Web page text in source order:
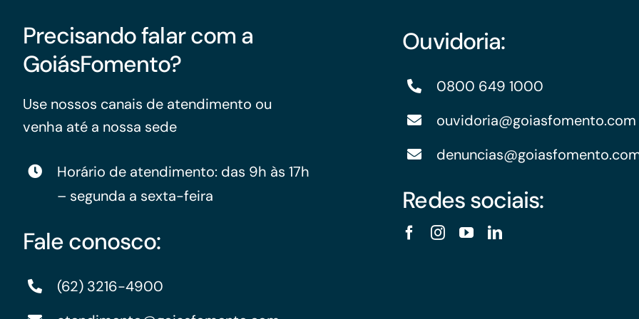
Precisando falar com a
GoiásFomento?
Use nossos canais de atendimento ou
venha até a nossa sede
Horário de atendimento: das 9h às 17h
– segunda a sexta-feira
Fale conosco:
(62) 3216-4900
Ouvidoria:
0800 649 1000
ouvidoria@goiasfomento.com
Redes sociais: